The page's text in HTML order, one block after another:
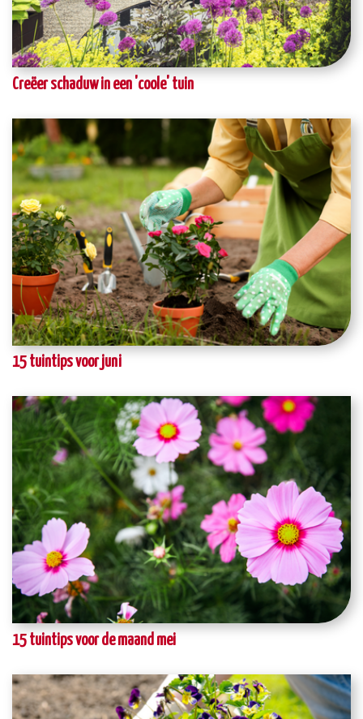
Creëer schaduw in een 'coole' tuin
15 tuintips voor juni
15 tuintips voor de maand mei